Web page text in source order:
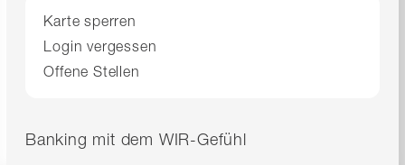
Karte sperren
Login vergessen
Offene Stellen
Banking mit dem WIR-Gefühl